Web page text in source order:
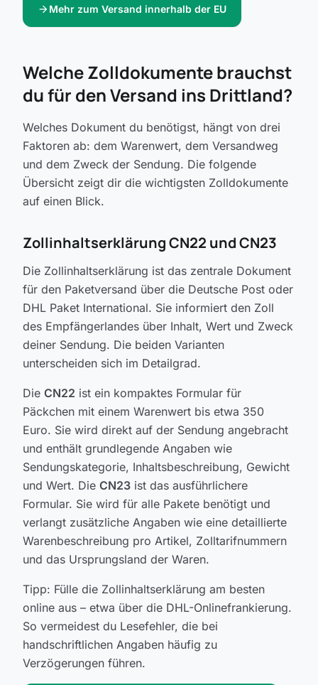
arrow_forward Mehr zum Versand innerhalb der EU
Welche Zolldokumente brauchst
du für den Versand ins Drittland?
Welches Dokument du benötigst, hängt von drei
Faktoren ab: dem Warenwert, dem Versandweg
und dem Zweck der Sendung. Die folgende
Übersicht zeigt dir die wichtigsten Zolldokumente
auf einen Blick.
Zollinhaltserklärung CN22 und CN23
Die Zollinhaltserklärung ist das zentrale Dokument
für den Paketversand über die Deutsche Post oder
DHL Paket International. Sie informiert den Zoll
des Empfängerlandes über Inhalt, Wert und Zweck
deiner Sendung. Die beiden Varianten
unterscheiden sich im Detailgrad.
Die CN22 ist ein kompaktes Formular für
Päckchen mit einem Warenwert bis etwa 350
Euro. Sie wird direkt auf der Sendung angebracht
und enthält grundlegende Angaben wie
Sendungskategorie, Inhaltsbeschreibung, Gewicht
und Wert. Die CN23 ist das ausführlichere
Formular. Sie wird für alle Pakete benötigt und
verlangt zusätzliche Angaben wie eine detaillierte
Warenbeschreibung pro Artikel, Zolltarifnummern
und das Ursprungsland der Waren.
Tipp: Fülle die Zollinhaltserklärung am besten
online aus – etwa über die DHL-Onlinefrankierung.
So vermeidest du Lesefehler, die bei
handschriftlichen Angaben häufig zu
Verzögerungen führen.